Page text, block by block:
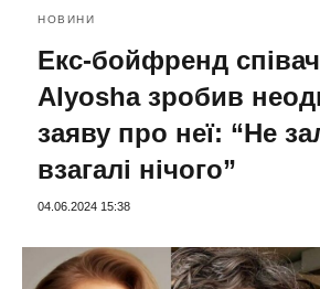
НОВИНИ
Екс-бойфренд
Alyosha зробив
заяву про неї: “Не
взагалі нічого”
04.06.2024 15:38